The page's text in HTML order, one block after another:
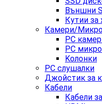
Външни
Кутии за
Камери/
PC
PC
Kолонки
PC слушалки
Джойстик за
Кабели
Кабели